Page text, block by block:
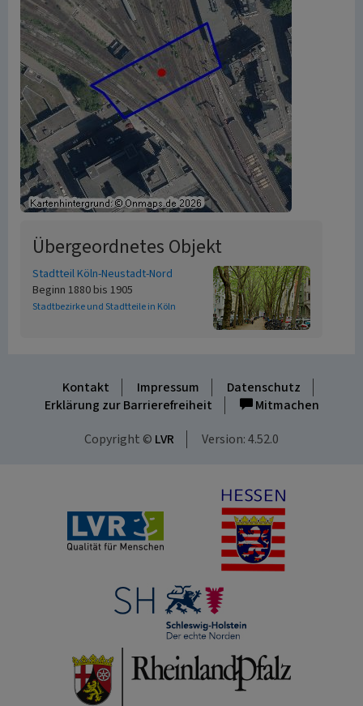
Übergeordnetes Objekt
Stadtteil Köln-Neustadt-Nord
Beginn 1880 bis 1905
Stadtbezirke und Stadtteile in Köln
Kontakt Impressum
Datenschutz
Erklärung zur Barrierefreiheit
Mitmachen
Copyright © LVR Version: 4.52.0